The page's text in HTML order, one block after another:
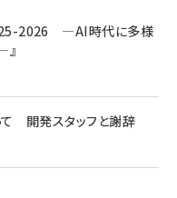
2025-2026 ―AI時代に多様
』
開発スタッフと謝辞